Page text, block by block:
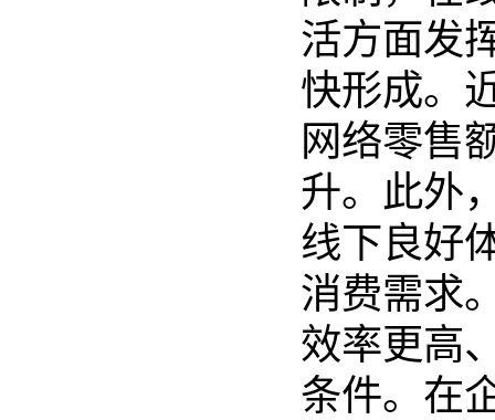
活方面发
快形成。
网络零售
升。此外
线下良好
消费需求
效率更高
条件。在